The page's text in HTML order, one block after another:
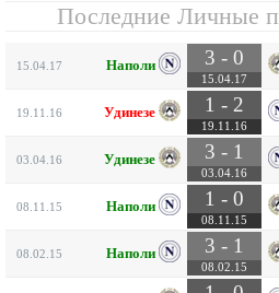
Последние Личные
15.04.17 Наполи 3 - 0
15.04.17
19.11.16 Удинезе 1 - 2
19.11.16
03.04.16 Удинезе 3 - 1
03.04.16
08.11.15 Наполи 1 - 0
08.11.15
08.02.15 Наполи 3 - 1
08.02.15